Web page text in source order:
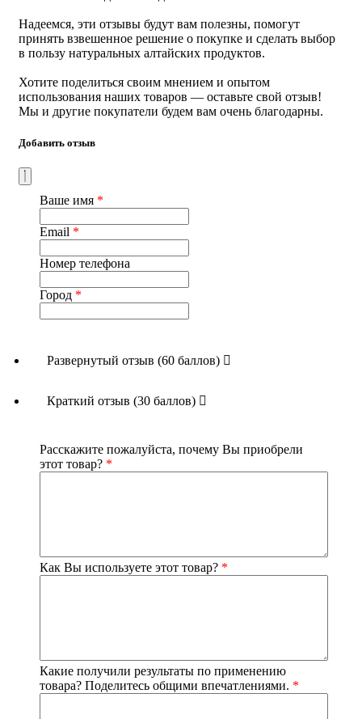
Страна производства: Россия
Надеемся, эти отзывы будут вам полезны, помогут
принять взвешенное решение о покупке и сделать выбор
в пользу натуральных алтайских продуктов.
Хотите поделиться своим мнением и опытом
использования наших товаров — оставьте свой отзыв!
Мы и другие покупатели будем вам очень благодарны.
Добавить отзыв
Ваше имя *
Email *
Номер телефона
Город *
Развернутый отзыв (60 баллов)
Краткий отзыв (30 баллов)
Расскажите пожалуйста, почему Вы приобрели
этот товар? *
Как Вы используете этот товар? *
Какие получили результаты по применению
товара? Поделитесь общими впечатлениями. *